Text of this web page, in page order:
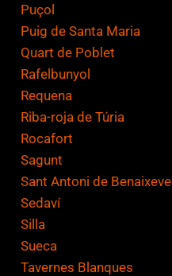
Puçol
Puig de Santa Maria
Quart de Poblet
Rafelbunyol
Requena
Riba-roja de Túria
Rocafort
Sagunt
Sant Antoni de Benaixeve
Sedaví
Silla
Sueca
Tavernes Blanques